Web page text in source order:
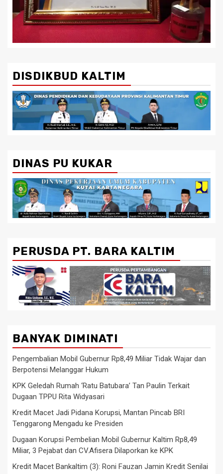
DISDIKBUD KALTIM
DINAS PU KUKAR
PERUSDA PT. BARA KALTIM
BANYAK DIMINATI
Pengembalian Mobil Gubernur Rp8,49 Miliar Tidak Wajar dan
Berpotensi Melanggar Hukum
KPK Geledah Rumah ‘Ratu Batubara’ Tan Paulin Terkait
Dugaan TPPU Rita Widyasari
Kredit Macet Jadi Pidana Korupsi, Mantan Pincab BRI
Tenggarong Mengadu ke Presiden
Dugaan Korupsi Pembelian Mobil Gubernur Kaltim Rp8,49
Miliar, 3 Pejabat dan CV.Afisera Dilaporkan ke KPK
Kredit Macet Bankaltim (3): Roni Fauzan Jamin Kredit Senilai